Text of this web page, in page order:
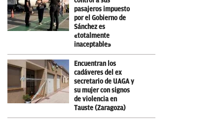
pasajeros impuesto
por el Gobierno de
Sánchez es
«totalmente
inaceptable»
Encuentran los
cadáveres del ex
secretario de UAGA y
su mujer con signos
de violencia en
Tauste (Zaragoza)